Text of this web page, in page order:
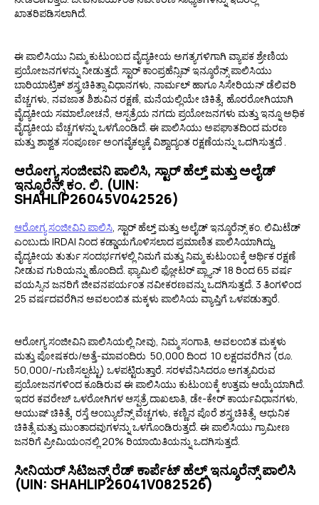
ಖಾತರಿಪಡಿಸಲಾಗಿದೆ.
ಈ ಪಾಲಿಸಿಯು ನಿಮ್ಮ ಕುಟುಂಬದ ವೈದ್ಯಕೀಯ ಅಗತ್ಯಗಳಿಗಾಗಿ ವ್ಯಾಪಕ ಶ್ರೇಣಿಯ
ಪ್ರಯೋಜನಗಳನ್ನು ನೀಡುತ್ತದೆ. ಸ್ಟಾರ್ ಕಾಂಪ್ರಹೆನ್ಸಿವ್ ಇನ್ಶೂರೆನ್ಸ್ ಪಾಲಿಸಿಯು
ಬಾರಿಯಾಟ್ರಿಕ್ ಶಸ್ತ್ರಚಿಕಿತ್ಸಾ ವಿಧಾನಗಳು, ನಾರ್ಮಲ್ ಹಾಗೂ ಸಿಸೇರಿಯನ್ ಡೆಲಿವರಿ
ವೆಚ್ಚಗಳು, ನವಜಾತ ಶಿಶುವಿನ ರಕ್ಷಣೆ, ಮನೆಯಲ್ಲಿಯೇ ಚಿಕಿತ್ಸೆ, ಹೊರರೋಗಿಯಾಗಿ
ವೈದ್ಯಕೀಯ ಸಮಾಲೋಚನೆ, ಆಸ್ಪತ್ರೆಯ ನಗದು ಪ್ರಯೋಜನಗಳು ಮತ್ತು ಇನ್ನೂ ಅಧಿಕ
ವೈದ್ಯಕೀಯ ವೆಚ್ಚಗಳನ್ನು ಒಳಗೊಂಡಿದೆ. ಈ ಪಾಲಿಸಿಯು ಅಪಘಾತದಿಂದ ಮರಣ
ಮತ್ತು ಶಾಶ್ವತ ಸಂಪೂರ್ಣ ಅಂಗವೈಕಲ್ಯಕ್ಕೆ ವಿಶ್ವಾದ್ಯಂತ ರಕ್ಷಣೆಯನ್ನು ಒದಗಿಸುತ್ತದೆ .
ಆರೋಗ್ಯ ಸಂಜೀವನಿ ಪಾಲಿಸಿ, ಸ್ಟಾರ್ ಹೆಲ್ತ್ ಮತ್ತು ಅಲೈಡ್
ಇನ್ಶೂರೆನ್ಸ್ ಕಂ. ಲಿ. (UIN:
SHAHLIP26045V042526)
ಆರೋಗ್ಯ ಸಂಜೀವಿನಿ ಪಾಲಿಸಿ, ಸ್ಟಾರ್ ಹೆಲ್ತ್ ಮತ್ತು ಅಲೈಡ್ ಇನ್ಶೂರೆನ್ಸ್ ಕಂ. ಲಿಮಿಟೆಡ್
ಎಂಬುದು IRDAI ನಿಂದ ಕಡ್ಡಾಯಗೊಳಿಸಲಾದ ಪ್ರಮಾಣಿತ ಪಾಲಿಸಿಯಾಗಿದ್ದು,
ವೈದ್ಯಕೀಯ ತುರ್ತು ಸಂದರ್ಭಗಳಲ್ಲಿ ನಿಮಗೆ ಮತ್ತು ನಿಮ್ಮ ಕುಟುಂಬಕ್ಕೆ ಆರ್ಥಿಕ ರಕ್ಷಣೆ
ನೀಡುವ ಗುರಿಯನ್ನು ಹೊಂದಿದೆ. ಫ್ಯಾಮಿಲಿ ಫ್ಲೋಟರ್ ಪ್ಲ್ಯಾನ್ 18 ರಿಂದ 65 ವರ್ಷ
ವಯಸ್ಸಿನ ಜನರಿಗೆ ಜೀವನಪರ್ಯಂತ ನವೀಕರಣವನ್ನು ಒದಗಿಸುತ್ತದೆ. 3 ತಿಂಗಳಿಂದ
25 ವರ್ಷದವರೆಗಿನ ಅವಲಂಬಿತ ಮಕ್ಕಳು ಪಾಲಿಸಿಯ ವ್ಯಾಪ್ತಿಗೆ ಒಳಪಡುತ್ತಾರೆ.
ಆರೋಗ್ಯ ಸಂಜೀವಿನಿ ಪಾಲಿಸಿಯಲ್ಲಿ ನೀವು, ನಿಮ್ಮ ಸಂಗಾತಿ, ಅವಲಂಬಿತ ಮಕ್ಕಳು
ಮತ್ತು ಪೋಷಕರು/ಅತ್ತೆ-ಮಾವಂದಿರು ₹ 50,000 ದಿಂದ ₹ 10 ಲಕ್ಷದವರೆಗಿನ (ರೂ.
50,000/-ಗುಣಿಸಲ್ಪಟ್ಟು) ಒಳಪಟ್ಟಿರುತ್ತಾರೆ. ಸರಳವೆನಿಸಿದರೂ ಅಗತ್ಯವಿರುವ
ಪ್ರಯೋಜನಗಳಿಂದ ಕೂಡಿರುವ ಈ ಪಾಲಿಸಿಯು ಕುಟುಂಬಕ್ಕೆ ಉತ್ತಮ ಆಯ್ಕೆಯಾಗಿದೆ.
ಇದರ ಕವರೇಜ್ ಒಳರೋಗಿಗಳ ಆಸ್ಪತ್ರೆ ದಾಖಲಾತಿ, ಡೇ-ಕೇರ್ ಕಾರ್ಯವಿಧಾನಗಳು,
ಆಯುಷ್ ಚಿಕಿತ್ಸೆ, ರಸ್ತೆ ಆಂಬ್ಯುಲೆನ್ಸ್ ವೆಚ್ಚಗಳು, ಕಣ್ಣಿನ ಪೊರೆ ಶಸ್ತ್ರಚಿಕಿತ್ಸೆ, ಆಧುನಿಕ
ಚಿಕಿತ್ಸೆ ಮತ್ತು ಮುಂತಾದವುಗಳನ್ನು ಒಳಗೊಂಡಿರುತ್ತದೆ. ಈ ಪಾಲಿಸಿಯು ಗ್ರಾಮೀಣ
ಜನರಿಗೆ ಪ್ರೀಮಿಯಂನಲ್ಲಿ 20% ರಿಯಾಯಿತಿಯನ್ನು ಒದಗಿಸುತ್ತದೆ.
ಸೀನಿಯರ್ ಸಿಟಿಜನ್ಸ್ ರೆಡ್ ಕಾರ್ಪೆಟ್ ಹೆಲ್ತ್ ಇನ್ಶೂರೆನ್ಸ್ ಪಾಲಿಸಿ
(UIN: SHAHLIP26041V082526)